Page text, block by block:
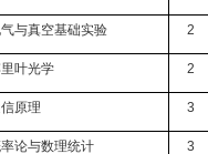
与真空基础实验 2
叶光学 2
原理 3
论与数理统计 3